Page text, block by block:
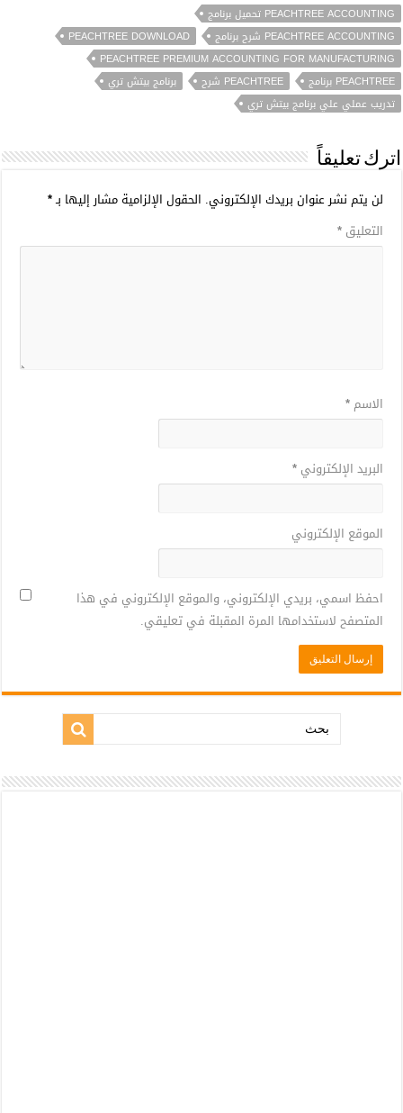
PEACHTREE ACCOUNTING تحميل برنامج
PEACHTREE ACCOUNTING شرح برنامج
PEACHTREE DOWNLOAD
PEACHTREE PREMIUM ACCOUNTING FOR MANUFACTURING
PEACHTREE برنامج
PEACHTREE شرح
برنامج بيتش تري
تدريب عملي علي برنامج بيتش تري
اترك تعليقاً
لن يتم نشر عنوان بريدك الإلكتروني. الحقول الإلزامية مشار إليها بـ*
التعليق*
الاسم*
البريد الإلكتروني*
الموقع الإلكتروني
احفظ اسمي، بريدي الإلكتروني، والموقع الإلكتروني في هذا
المتصفح لاستخدامها المرة المقبلة في تعليقي.
بحث: